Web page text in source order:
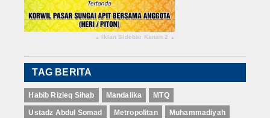
▴ Iklan Sidebar Kanan 2 ▴
TAG BERITA
Habib Rizieq Sihab Mandalika MTQ
Ustadz Abdul Somad Metropolitan Muhammadiyah